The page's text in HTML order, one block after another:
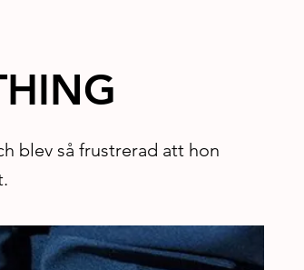
blev så frustrerad att hon